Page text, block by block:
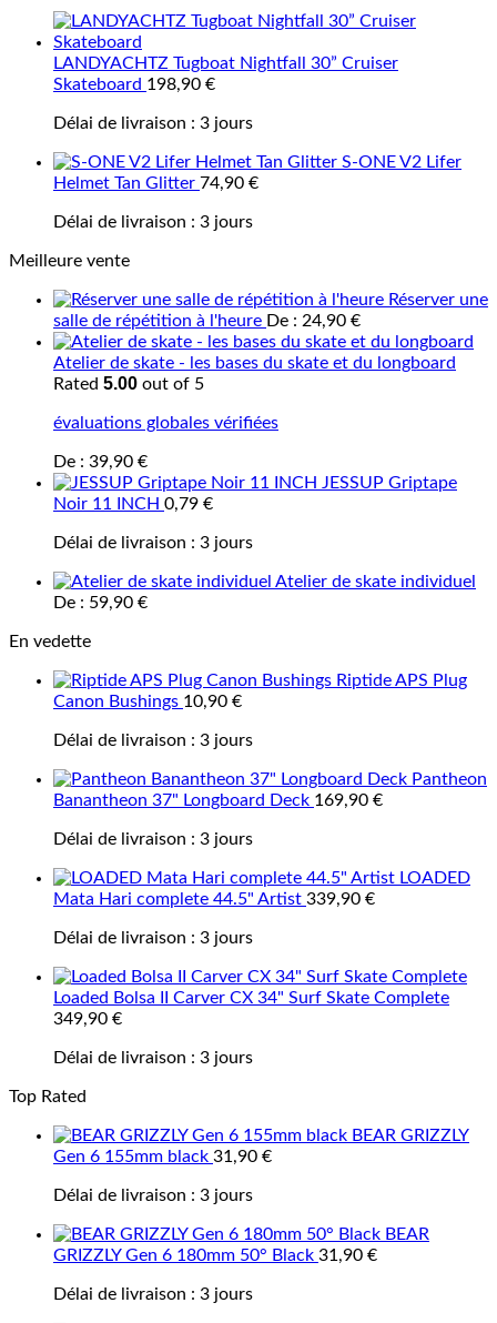
LANDYACHTZ Tugboat Nightfall 30” Cruiser
Skateboard 198,90 €
Délai de livraison : 3 jours
S-ONE V2 Lifer
Helmet Tan Glitter 74,90 €
Délai de livraison : 3 jours
Meilleure vente
Réserver une
salle de répétition à l'heure De : 24,90 €
Atelier de skate - les bases du skate et du longboard
Rated 5.00 out of 5
évaluations globales vérifiées
De : 39,90 €
JESSUP Griptape
Noir 11 INCH 0,79 €
Délai de livraison : 3 jours
Atelier de skate individuel
De : 59,90 €
En vedette
Riptide APS Plug
Canon Bushings 10,90 €
Délai de livraison : 3 jours
Pantheon
Banantheon 37" Longboard Deck 169,90 €
Délai de livraison : 3 jours
LOADED
Mata Hari complete 44.5" Artist 339,90 €
Délai de livraison : 3 jours
Loaded Bolsa II Carver CX 34" Surf Skate Complete
349,90 €
Délai de livraison : 3 jours
Top Rated
BEAR GRIZZLY
Gen 6 155mm black 31,90 €
Délai de livraison : 3 jours
BEAR
GRIZZLY Gen 6 180mm 50° Black 31,90 €
Délai de livraison : 3 jours